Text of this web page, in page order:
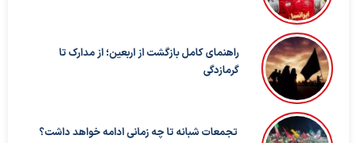
راهنمای کامل بازگشت از اربعین؛ از مدارک تا
گرمازدگی
تجمعات شبانه تا چه زمانی ادامه خواهد داشت؟